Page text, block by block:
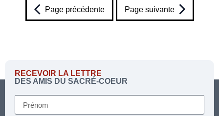
Page précédente Page suivante
RECEVOIR LA LETTRE
DES AMIS DU SACRÉ-COEUR